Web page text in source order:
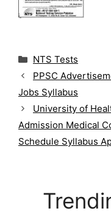
C
a
t
e
g
o
r
i
NTS Tests
PPSC
Jobs Syllabus
University of
Admission Medical
Schedule Syllabus